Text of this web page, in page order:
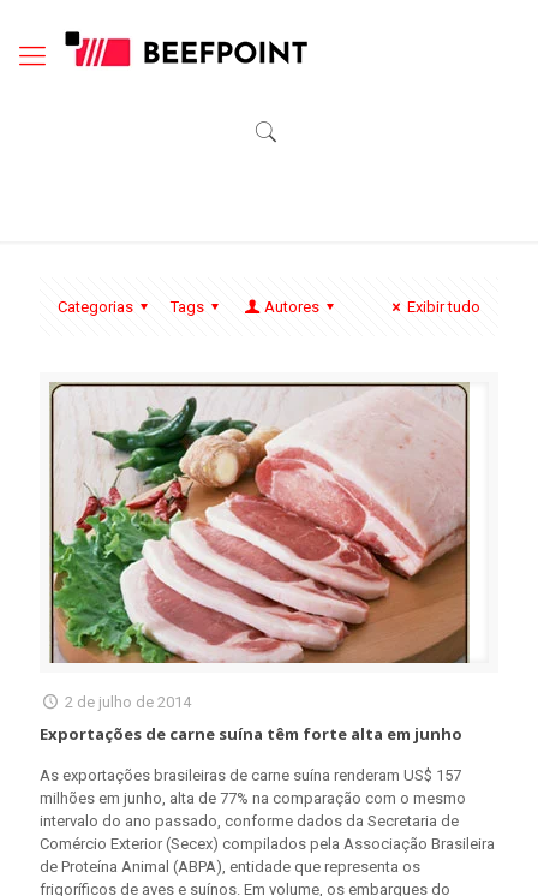
Categorias Tags Autores Exibir tudo
2 de julho de 2014
Exportações de carne suína têm forte alta em junho
As exportações brasileiras de carne suína renderam US$ 157
milhões em junho, alta de 77% na comparação com o mesmo
intervalo do ano passado, conforme dados da Secretaria de
Comércio Exterior (Secex) compilados pela Associação Brasileira
de Proteína Animal (ABPA), entidade que representa os
frigoríficos de aves e suínos. Em volume, os embarques do